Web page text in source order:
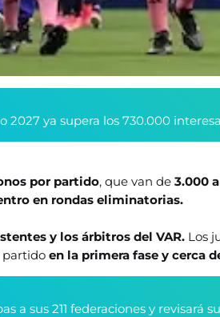
2027 ya supera los 730.000
por partido, que van de3.000
en rondas eliminatorias.
y los árbitros del VAR. Los
partido en la primera fase y cerca
a sus 211 federaciones y revisará